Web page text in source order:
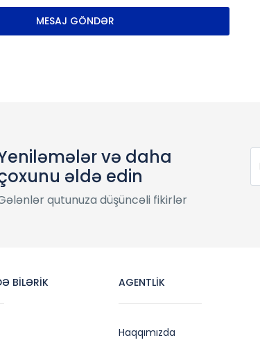
MESAJ GÖNDƏR
və daha
əldə edin
qutunuza düşüncəli fikirlər
BİLƏRİK AGENTLİK
Haqqımızda